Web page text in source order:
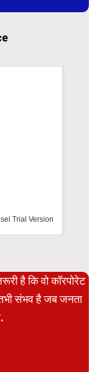
Trial Version
है कि वो कॉरपोरेट
संभव है जब जनता